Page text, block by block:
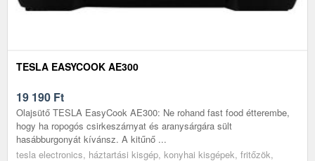
TESLA EASYCOOK AE300
19 190 Ft
Olajsütő TESLA EasyCook AE300: Ne rohand fast food étterembe,
hogy ha ropogós csirkeszárnyat és aranysárgára sült
hasábburgonyát kívánsz. A kitűnő ...
tesla electronics, háztartási kisgép, konyhai kisgépek, fritőzök,